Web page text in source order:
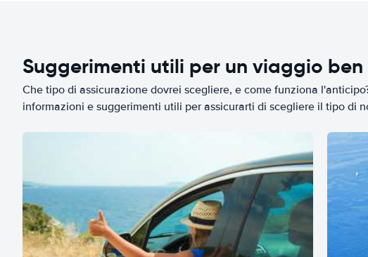
Suggerimenti utili per un viaggio
Che tipo di assicurazione dovrei scegliere, e come funziona
informazioni e suggerimenti utili per assicurarti di scegliere il tipo di